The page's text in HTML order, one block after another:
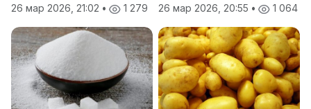
26 мар 2026, 21:02 • 1 279
26 мар 2026, 20:55 • 1 064